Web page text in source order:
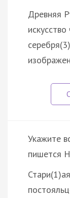
Древняя
Укажите
пишется